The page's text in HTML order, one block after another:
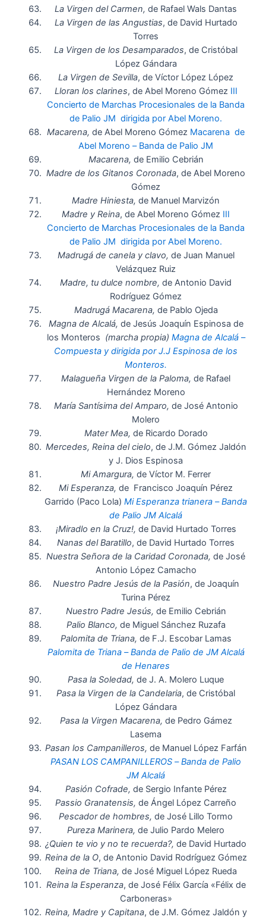
La Virgen del Carmen, de Rafael Wals Dantas
La Virgen de las Angustias, de David Hurtado
Torres
La Virgen de los Desamparados, de Cristóbal
López Gándara
La Virgen de Sevilla, de Víctor López López
Lloran los clarines, de Abel Moreno Gómez III
Concierto de Marchas Procesionales de la Banda
de Palio JM dirigida por Abel Moreno.
Macarena, de Abel Moreno Gómez Macarena de
Abel Moreno – Banda de Palio JM
Macarena, de Emilio Cebrián
Madre de los Gitanos Coronada, de Abel Moreno
Gómez
Madre Hiniesta, de Manuel Marvizón
Madre y Reina, de Abel Moreno Gómez III
Concierto de Marchas Procesionales de la Banda
de Palio JM dirigida por Abel Moreno.
Madrugá de canela y clavo, de Juan Manuel
Velázquez Ruiz
Madre, tu dulce nombre, de Antonio David
Rodríguez Gómez
Madrugá Macarena, de Pablo Ojeda
Magna de Alcalá, de Jesús Joaquín Espinosa de
los Monteros (marcha propia) Magna de Alcalá –
Compuesta y dirigida por J.J Espinosa de los
Monteros.
Malagueña Virgen de la Paloma, de Rafael
Hernández Moreno
María Santísima del Amparo, de José Antonio
Molero
Mater Mea, de Ricardo Dorado
Mercedes, Reina del cielo, de J.M. Gómez Jaldón
y J. Dios Espinosa
Mi Amargura, de Víctor M. Ferrer
Mi Esperanza, de Francisco Joaquín Pérez
Garrido (Paco Lola)Mi Esperanza trianera – Banda
de Palio JM Alcalá
¡Miradlo en la Cruz!, de David Hurtado Torres
Nanas del Baratillo, de David Hurtado Torres
Nuestra Señora de la Caridad Coronada, de José
Antonio López Camacho
Nuestro Padre Jesús de la Pasión, de Joaquín
Turina Pérez
Nuestro Padre Jesús, de Emilio Cebrián
Palio Blanco, de Miguel Sánchez Ruzafa
Palomita de Triana, de F.J. Escobar Lamas
Palomita de Triana – Banda de Palio de JM Alcalá
de Henares
Pasa la Soledad, de J. A. Molero Luque
Pasa la Virgen de la Candelaria, de Cristóbal
López Gándara
Pasa la Virgen Macarena, de Pedro Gámez
Lasema
Pasan los Campanilleros, de Manuel López Farfán
PASAN LOS CAMPANILLEROS – Banda de Palio
JM Alcalá
Pasión Cofrade, de Sergio Infante Pérez
Passio Granatensis, de Ángel López Carreño
Pescador de hombres, de José Lillo Tormo
Pureza Marinera, de Julio Pardo Melero
¿Quien te vio y no te recuerda?, de David Hurtado
Reina de la O, de Antonio David Rodríguez Gómez
Reina de Triana, de José Miguel López Rueda
Reina la Esperanza, de José Félix García «Félix de
Carboneras»
Reina, Madre y Capitana, de J.M. Gómez Jaldón y